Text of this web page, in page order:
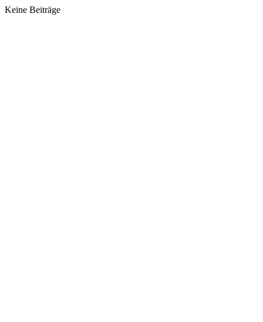
Keine Beiträge